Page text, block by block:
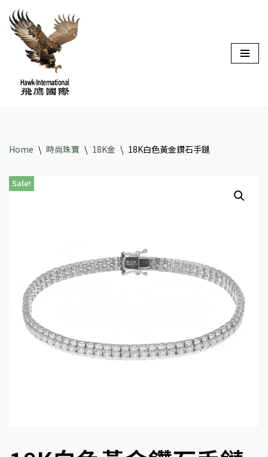
Skip
content
Home \ 時尚珠寶 \ 18K金 \ 18K白色黃金鑽石手鏈
Sale!